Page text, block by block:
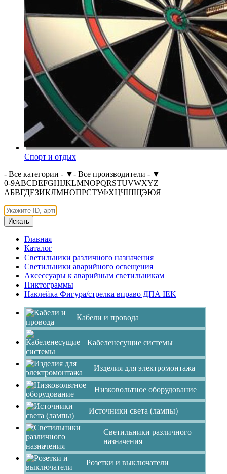
Спорт и отдых
- Все категории - ▼- Все производители - ▼
0-9ABCDEFGHIJKLMNOPQRSTUVWXYZ
АБВГДЕЗИКЛМНОПРСТУФХЦЧШЩЭЮЯ
Искать
Главная
Каталог
Светильники различного назначения
Светильники аварийного освещения
Аксессуары к аварийным светильникам
Пиктограммы
Наклейка Фигура/стрелка вправо ДПА IEK
Кабели и провода
Кабеленесущие системы
Изделия для электромонтажа
Низковольтное оборудование
Источники света (лампы)
Светильники различного
назначения
Розетки и выключатели